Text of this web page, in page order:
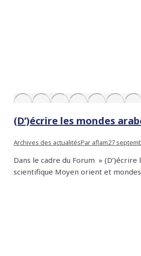
(D’)écrire les mondes
Archives des actualitésPar aflam27
Dans le cadre du Forum »
scientifique Moyen orient et mondes